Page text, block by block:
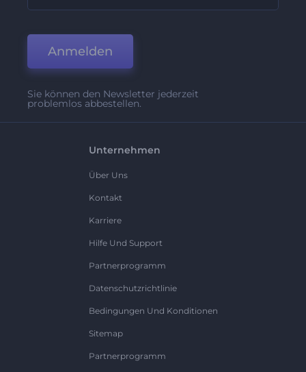
Anmelden
Sie können den Newsletter jederzeit
problemlos abbestellen.
Unternehmen
Über Uns
Kontakt
Karriere
Hilfe Und Support
Partnerprogramm
Datenschutzrichtlinie
Bedingungen Und Konditionen
Sitemap
Partnerprogramm